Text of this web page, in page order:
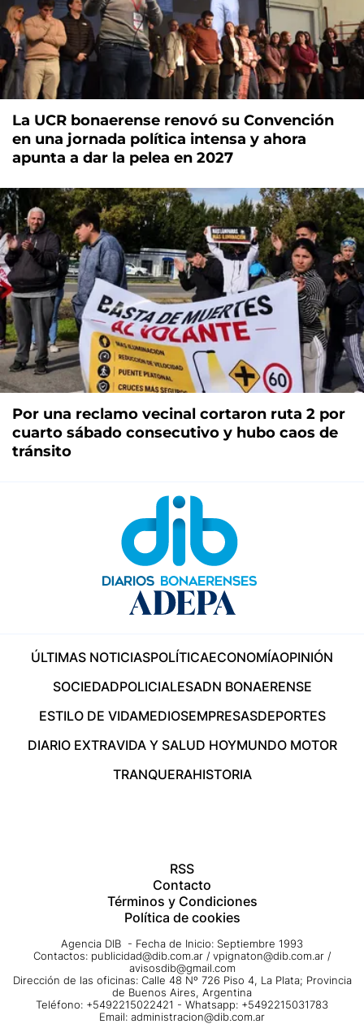
La UCR bonaerense renovó su Convención
en una jornada política intensa y ahora
apunta a dar la pelea en 2027
Por una reclamo vecinal cortaron ruta 2 por
cuarto sábado consecutivo y hubo caos de
tránsito
ÚLTIMAS NOTICIASPOLÍTICAECONOMÍAOPINIÓN
SOCIEDADPOLICIALESADN BONAERENSE
ESTILO DE VIDAMEDIOSEMPRESASDEPORTES
DIARIO EXTRAVIDA Y SALUD HOYMUNDO MOTOR
TRANQUERAHISTORIA
RSS
Contacto
Términos y Condiciones
Política de cookies
Agencia DIB - Fecha de Inicio: Septiembre 1993
Contactos: publicidad@dib.com.ar / vpignaton@dib.com.ar /
avisosdib@gmail.com
Dirección de las oficinas: Calle 48 Nº 726 Piso 4, La Plata; Provincia
de Buenos Aires, Argentina
Teléfono: +5492215022421 - Whatsapp: +5492215031783
Email: administracion@dib.com.ar